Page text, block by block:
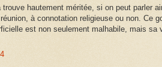
hautement méritée, si on peut parler
à connotation religieuse ou non. Ce
est non seulement malhabile, mais sa